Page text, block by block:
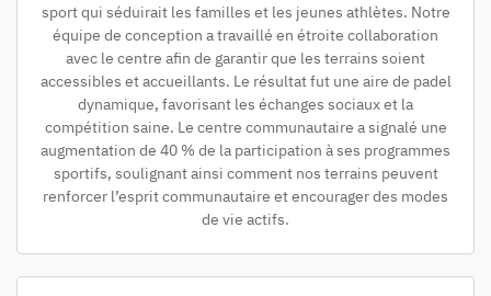
sport qui séduirait les familles et les jeunes athlètes. Notre
équipe de conception a travaillé en étroite collaboration
avec le centre afin de garantir que les terrains soient
accessibles et accueillants. Le résultat fut une aire de padel
dynamique, favorisant les échanges sociaux et la
compétition saine. Le centre communautaire a signalé une
augmentation de 40 % de la participation à ses programmes
sportifs, soulignant ainsi comment nos terrains peuvent
renforcer l’esprit communautaire et encourager des modes
de vie actifs.